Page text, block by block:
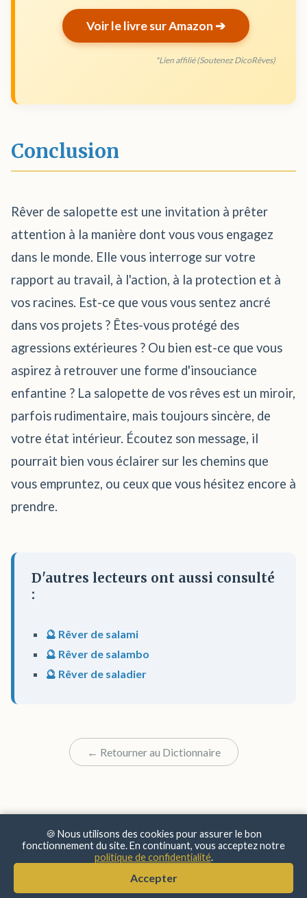
Voir le livre sur Amazon ➔
*Lien affilié (Soutenez DicoRêves)
Conclusion
Rêver de salopette est une invitation à prêter
attention à la manière dont vous vous engagez
dans le monde. Elle vous interroge sur votre
rapport au travail, à l'action, à la protection et à
vos racines. Est-ce que vous vous sentez ancré
dans vos projets ? Êtes-vous protégé des
agressions extérieures ? Ou bien est-ce que vous
aspirez à retrouver une forme d'insouciance
enfantine ? La salopette de vos rêves est un miroir,
parfois rudimentaire, mais toujours sincère, de
votre état intérieur. Écoutez son message, il
pourrait bien vous éclairer sur les chemins que
vous empruntez, ou ceux que vous hésitez encore à
prendre.
D'autres lecteurs ont aussi consulté
:
🔮 Rêver de salami
🔮 Rêver de salambo
🔮 Rêver de saladier
← Retourner au Dictionnaire
Confidentialité
🍪 Nous utilisons des cookies pour assurer le bon
fonctionnement du site. En continuant, vous acceptez notre
politique de confidentialité.
Accepter